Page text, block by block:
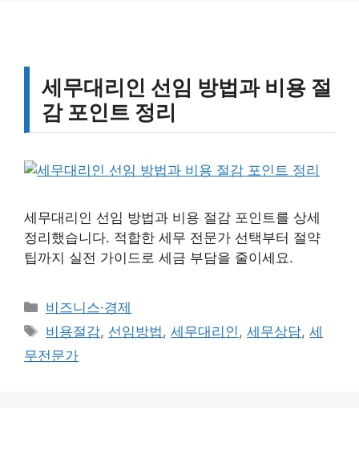
세무대리인 선임 방법과 비용 절
감 포인트 정리
세무대리인 선임 방법과 비용 절감 포인트를 상세
정리했습니다. 적합한 세무 전문가 선택부터 절약
팁까지 실전 가이드로 세금 부담을 줄이세요.
카
테
리
비즈니스·경제
태
그
비용절감, 선임방법,세무대리인,세무상담,세
무전문가